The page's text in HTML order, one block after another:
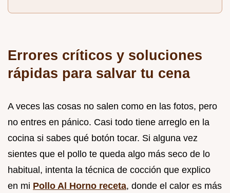
Errores críticos y soluciones
rápidas para salvar tu cena
A veces las cosas no salen como en las fotos, pero
no entres en pánico. Casi todo tiene arreglo en la
cocina si sabes qué botón tocar. Si alguna vez
sientes que el pollo te queda algo más seco de lo
habitual, intenta la técnica de cocción que explico
en mi Pollo Al Horno receta, donde el calor es más